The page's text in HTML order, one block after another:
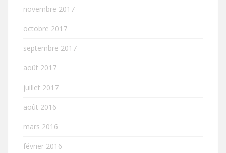
novembre 2017
octobre 2017
septembre 2017
août 2017
juillet 2017
août 2016
mars 2016
février 2016